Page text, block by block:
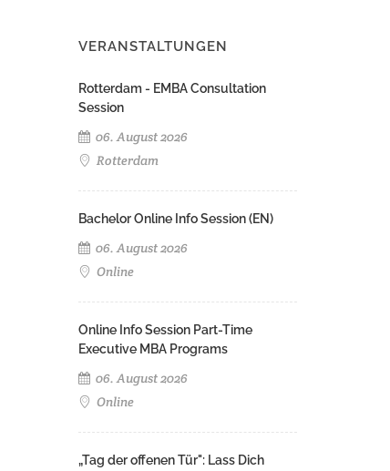
VERANSTALTUNGEN
Rotterdam - EMBA Consultation
Session
06. August 2026
Rotterdam
Bachelor Online Info Session (EN)
06. August 2026
Online
Online Info Session Part-Time
Executive MBA Programs
06. August 2026
Online
„Tag der offenen Tür": Lass Dich